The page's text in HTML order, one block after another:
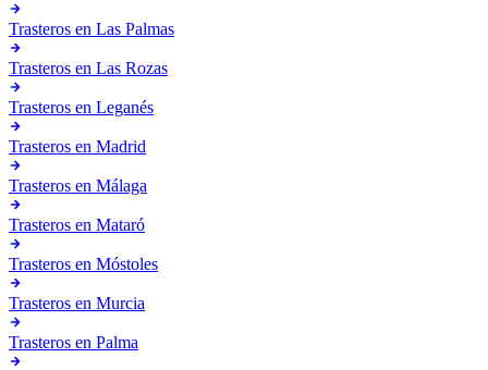
Trasteros en Las Palmas
Trasteros en Las Rozas
Trasteros en Leganés
Trasteros en Madrid
Trasteros en Málaga
Trasteros en Mataró
Trasteros en Móstoles
Trasteros en Murcia
Trasteros en Palma